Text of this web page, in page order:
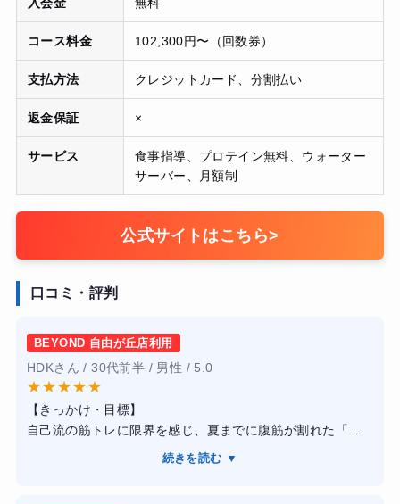
コース料金 102,300円〜（回数券）
支払方法 クレジットカード、分割払い
返金保証 ×
サービス
食事指導、プロテイン無料、ウォーター
サーバー、月額制
公式サイトはこちら>
口コミ・評判
BEYOND 自由が丘店利用
HDKさん / 30代前半 / 男性 / 5.0
★★★★★
【きっかけ・目標】
自己流の筋トレに限界を感じ、夏までに腹筋が割れた「か
っこいい体」になりたいと思い、入会を決めました。
続きを読む ▼